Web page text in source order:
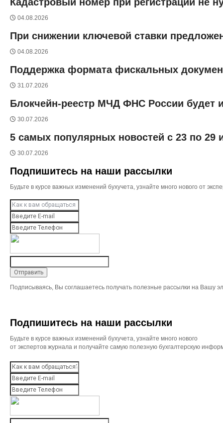
04.08.2026
При снижении ключевой ставки
04.08.2026
Поддержка формата фискальных
31.07.2026
Блокчейн-реестр МЧД ФНС России будет
30.07.2026
5 самых популярных новостей с 23 по 29
30.07.2026
Подпишитесь на наши рассылки
Будьте в курсе важных изменений бухучета, узнайте много нового от
Подписываясь, Вы соглашаетесь получать полезные рассылки на Вашу
Подпишитесь на наши рассылки
Будьте в курсе важных изменений бухучета, узнайте много нового
от экспертов журнала и получайте самую полезную бухгалтерскую